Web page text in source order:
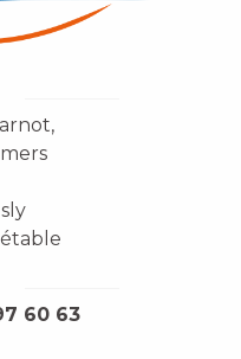
60 63